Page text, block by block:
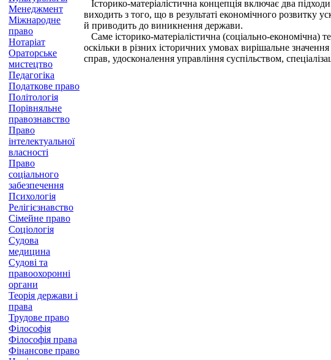
Менеджмент
Міжнародне
право
Нотаріат
Ораторське
мистецтво
Педагогіка
Податкове право
Політологія
Порівняльне
правознавство
Право
інтелектуальної
власності
Право
соціального
забезпечення
Психологія
Релігієзнавство
Сімейне право
Соціологія
Судова
медицина
Судові та
правоохоронні
органи
Теорія держави і
права
Трудове право
Філософія
Філософія права
Фінансове право
Історико-матеріалістична концепція включає два
виходить з того, що в результаті економічного розвитку
й приводить до виникнення держави.
Саме історико-матеріалістична (соціально-економічна)
оскільки в різних історичних умовах вирішальне
справ, удосконалення управління суспільством,